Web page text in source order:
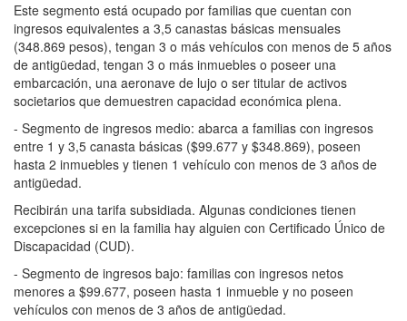
Este segmento está ocupado por familias que cuentan con
ingresos equivalentes a 3,5 canastas básicas mensuales
(348.869 pesos), tengan 3 o más vehículos con menos de 5 años
de antigüedad, tengan 3 o más inmuebles o poseer una
embarcación, una aeronave de lujo o ser titular de activos
societarios que demuestren capacidad económica plena.
- Segmento de ingresos medio: abarca a familias con ingresos
entre 1 y 3,5 canasta básicas ($99.677 y $348.869), poseen
hasta 2 inmuebles y tienen 1 vehículo con menos de 3 años de
antigüedad.
Recibirán una tarifa subsidiada. Algunas condiciones tienen
excepciones si en la familia hay alguien con Certificado Único de
Discapacidad (CUD).
- Segmento de ingresos bajo: familias con ingresos netos
menores a $99.677, poseen hasta 1 inmueble y no poseen
vehículos con menos de 3 años de antigüedad.